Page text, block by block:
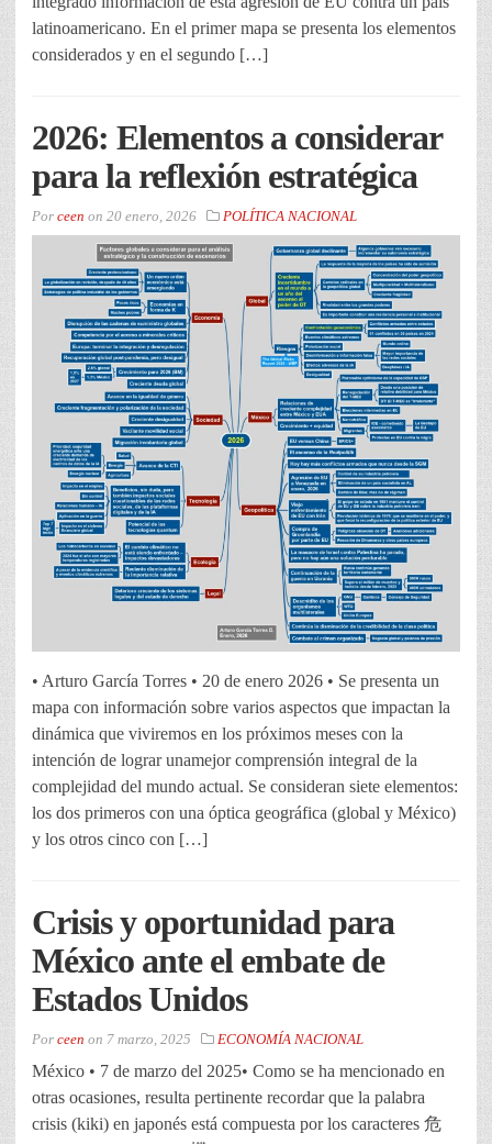
latinoamericano. En el primer mapa se presenta los elementos
considerados y en el segundo […]
2026: Elementos a considerar
para la reflexión estratégica
Por ceen on 20 enero, 2026 POLÍTICA NACIONAL
• Arturo García Torres • 20 de enero 2026 • Se presenta un
mapa con información sobre varios aspectos que impactan la
dinámica que viviremos en los próximos meses con la
intención de lograr unamejor comprensión integral de la
complejidad del mundo actual. Se consideran siete elementos:
los dos primeros con una óptica geográfica (global y México)
y los otros cinco con […]
Crisis y oportunidad para
México ante el embate de
Estados Unidos
Por ceen on 7 marzo, 2025 ECONOMÍA NACIONAL
México • 7 de marzo del 2025• Como se ha mencionado en
otras ocasiones, resulta pertinente recordar que la palabra
crisis (kiki) en japonés está compuesta por los caracteres 危